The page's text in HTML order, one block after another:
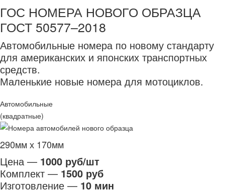
ГОС НОМЕРА НОВОГО ОБРАЗЦА
ГОСТ 50577–2018
Автомобильные номера по новому стандарту
для американских и японских транспортных
средств.
Маленькие новые номера для мотоциклов.
Автомобильные
(квадратные)
290мм х 170мм
Цена — 1000 руб/шт
Комплект — 1500 руб
Изготовление — 10 мин